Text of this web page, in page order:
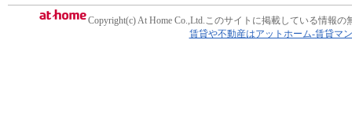
Copyright(c) At Home Co.,Ltd.このサイトに掲載している情報の
賃貸や不動産はアットホーム-賃貸マ